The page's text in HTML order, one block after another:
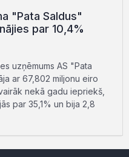
"Pata Saldus"
par 10,4%
uzņēmums AS "Pata
ar 67,802 miljonu eiro
nekā gadu iepriekš,
par 35,1% un bija 2,8